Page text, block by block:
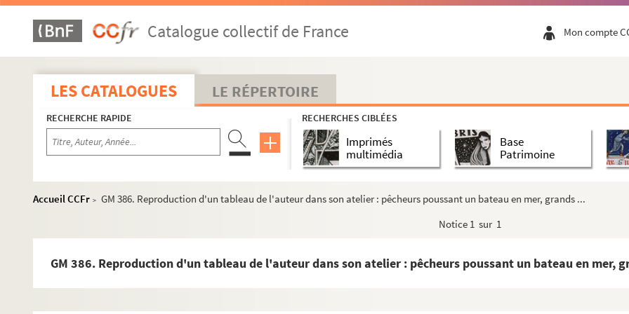
Catalogue collectif de France Mon compte
LES CATALOGUES LE RÉPERTOIRE
RECHERCHE RAPIDE RECHERCHES CIBLÉES
Imprimés
multimédia
Base
Patrimoine
Accueil CCFr > GM 386. Reproduction d'un tableau de l'auteur dans son atelier : pêcheurs poussant un bateau en mer, grands ...
Notice 1 sur 1
GM 386. Reproduction d'un tableau de l'auteur dans son atelier : pêcheurs poussant un bateau en mer,
GM 360. Montagnes enneigées
GM 361. Photographie probablement prise en Suisse. Chalets en montagne
GM 362. Photographie probablement prise en Suisse.Village en montagne, clocher d'une église
GM 363. Crevasse, tunnel de glace
GM 364. Cours d'eau bordé de sapins et de montagnes
GM 365. Photographie probablement prise en Suisse. Chalets en bois en montagne
GM 366. Photographie probablement prise en Suisse, Village de montagne sous la neige. Au premier plan, deux ...
GM 370. Reproduction d'un tableau de G.Maroniez : retour ou départ de pêcheurs, femmes au coucher ou lever d...